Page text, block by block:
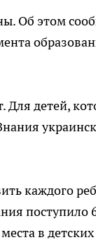
Об этом
Для детей,
каждого
поступило
в детских